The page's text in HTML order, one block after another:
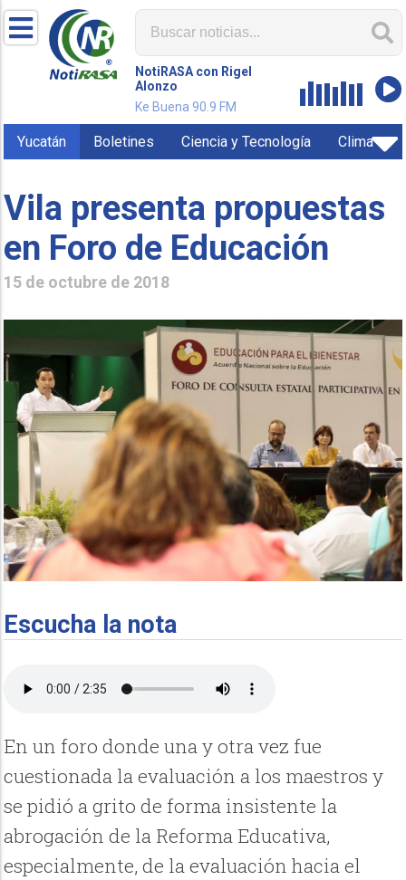
NotiRASA con Rigel
Alonzo
Ke Buena 90.9 FM
Yucatán Boletines Ciencia y Tecnología Clima
Vila presenta propuestas
en Foro de Educación
15 de octubre de 2018
Escucha la nota
En un foro donde una y otra vez fue
cuestionada la evaluación a los maestros y
se pidió a grito de forma insistente la
abrogación de la Reforma Educativa,
especialmente, de la evaluación hacia el